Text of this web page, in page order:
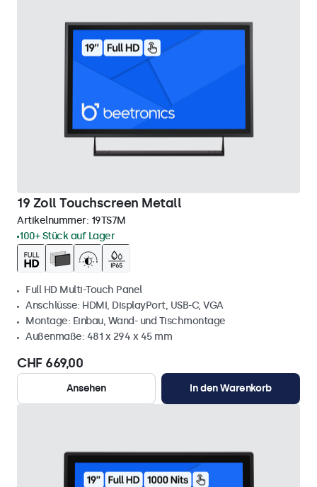
19 Zoll Touchscreen Metall
Artikelnummer: 19TS7M
100+ Stück auf Lager
Full HD Multi-Touch Panel
Anschlüsse: HDMI, DisplayPort, USB-C, VGA
Montage: Einbau, Wand- und Tischmontage
Außenmaße: 481 x 294 x 45 mm
CHF 669,00
Ansehen In den Warenkorb